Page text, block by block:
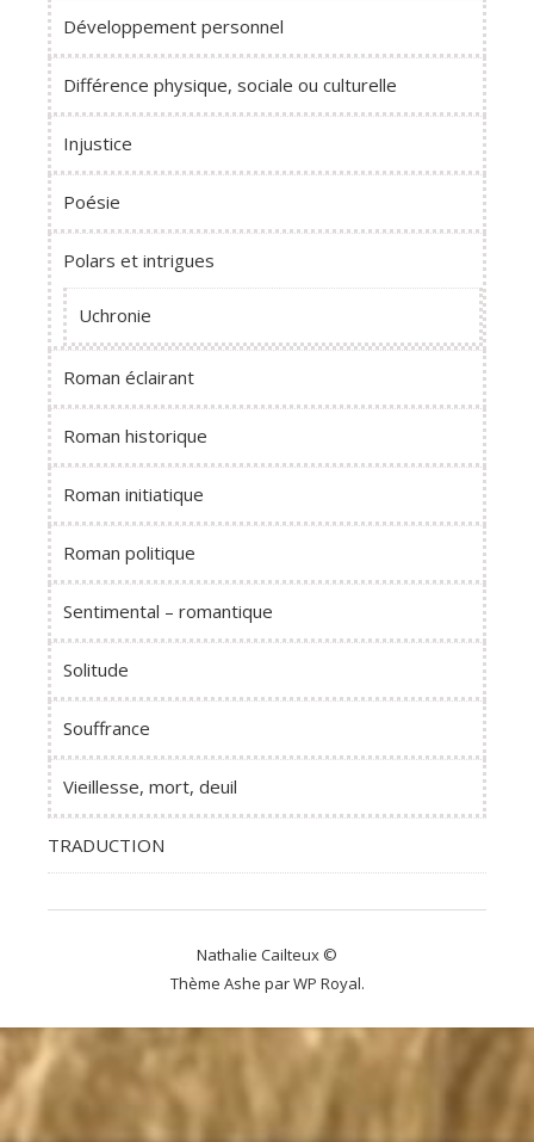
Développement personnel
Différence physique, sociale ou culturelle
Injustice
Poésie
Polars et intrigues
Uchronie
Roman éclairant
Roman historique
Roman initiatique
Roman politique
Sentimental – romantique
Solitude
Souffrance
Vieillesse, mort, deuil
TRADUCTION
Nathalie Cailteux ©
Thème Ashe parWP Royal.